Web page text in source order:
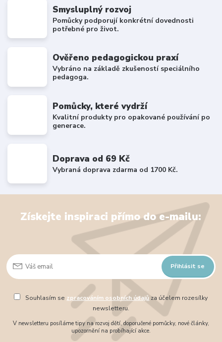
Smysluplný rozvoj
Pomůcky podporují konkrétní dovednosti
potřebné pro život.
Ověřeno pedagogickou praxí
Vybráno na základě zkušeností speciálního
pedagoga.
Pomůcky, které vydrží
Kvalitní produkty pro opakované používání po
generace.
Doprava od 69 Kč
Vybraná doprava zdarma od 1700 Kč.
Získejte inspiraci přímo do e-mailu:
Přihlásit se
Souhlasím se zpracováním osobních údajů za účelem rozesílky
newsletteru.
V newsletteru posíláme tipy na rozvoj dětí, doporučené pomůcky, nové články,
upozornění na probíhající akce.